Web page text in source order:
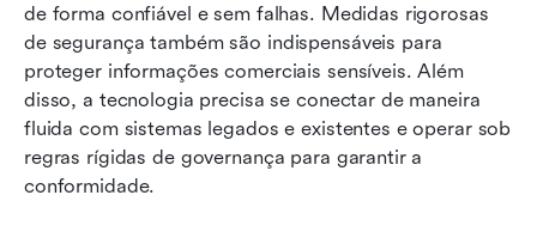
de forma confiável e sem falhas. Medidas rigorosas
de segurança também são indispensáveis para
proteger informações comerciais sensíveis. Além
disso, a tecnologia precisa se conectar de maneira
fluida com sistemas legados e existentes e operar sob
regras rígidas de governança para garantir a
conformidade.